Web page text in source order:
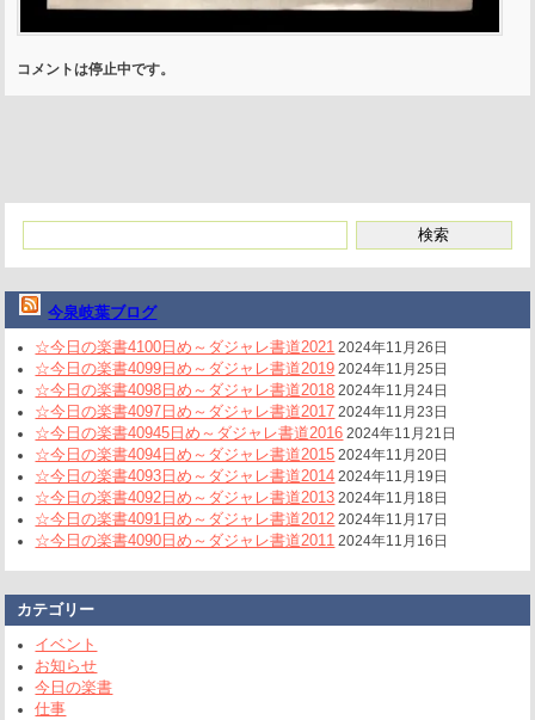
コメントは停止中です。
今泉岐葉ブログ
☆今日の楽書4100日め～ダジャレ書道2021 2024年11月26日
☆今日の楽書4099日め～ダジャレ書道2019 2024年11月25日
☆今日の楽書4098日め～ダジャレ書道2018 2024年11月24日
☆今日の楽書4097日め～ダジャレ書道2017 2024年11月23日
☆今日の楽書40945日め～ダジャレ書道2016 2024年11月21日
☆今日の楽書4094日め～ダジャレ書道2015 2024年11月20日
☆今日の楽書4093日め～ダジャレ書道2014 2024年11月19日
☆今日の楽書4092日め～ダジャレ書道2013 2024年11月18日
☆今日の楽書4091日め～ダジャレ書道2012 2024年11月17日
☆今日の楽書4090日め～ダジャレ書道2011 2024年11月16日
カテゴリー
イベント
お知らせ
今日の楽書
仕事